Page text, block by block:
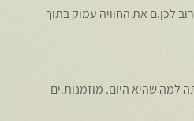
לכן.ם את החוויה עמוק בתוך
למה שהיא היום. מוזמנות.ים